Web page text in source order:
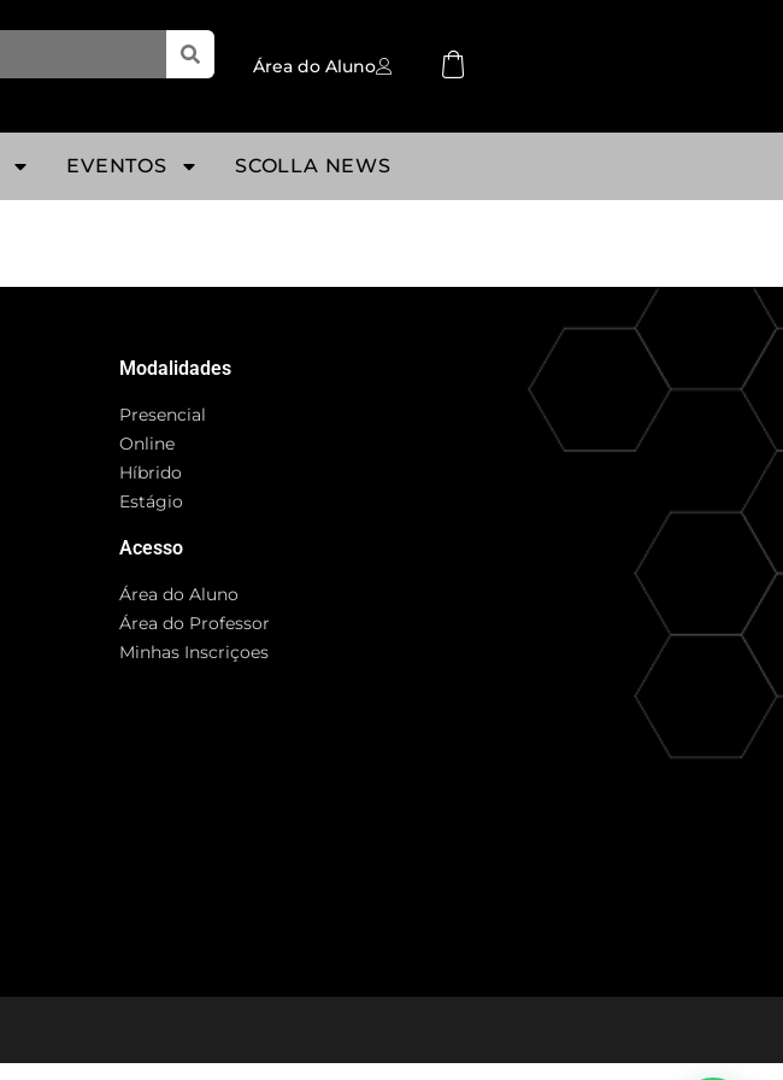
Área do Aluno
EVENTOS SCOLLA NEWS
Modalidades
Presencial
Online
Híbrido
Estágio
Acesso
Área do Aluno
Área do Professor
Minhas Inscriçoes